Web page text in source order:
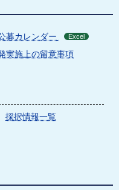
募カレンダー Excel
実施上の留意事項
採択情報一覧